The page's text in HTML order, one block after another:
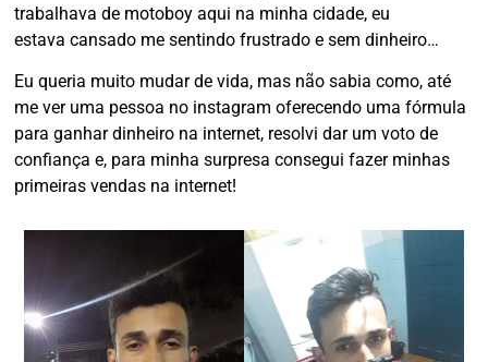
trabalhava de motoboy aqui na minha cidade, eu
estava cansado me sentindo frustrado e sem dinheiro…
Eu queria muito mudar de vida, mas não sabia como, até
me ver uma pessoa no instagram oferecendo uma fórmula
para ganhar dinheiro na internet, resolvi dar um voto de
confiança e, para minha surpresa consegui fazer minhas
primeiras vendas na internet!